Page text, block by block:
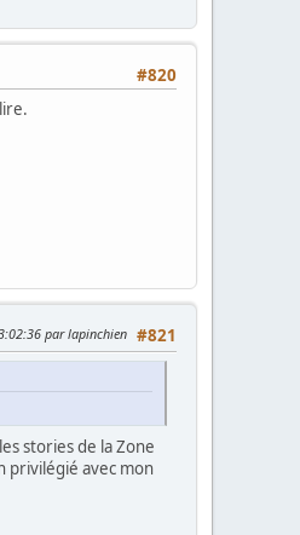
#820
#821
par lapinchien
stories de la Zone
privilégié avec mon